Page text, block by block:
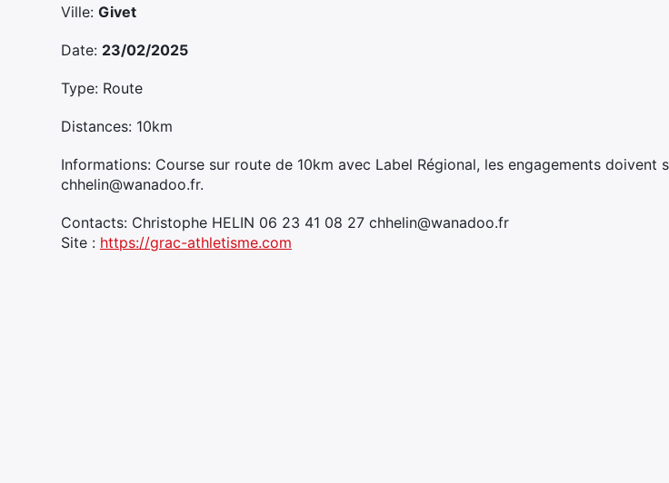
Ville: Givet
Date: 23/02/2025
Type: Route
Distances: 10km
Informations: Course sur route de 10km avec Label Régional, les engagements doivent
chhelin@wanadoo.fr.
Contacts: Christophe HELIN 06 23 41 08 27 chhelin@wanadoo.fr
Site : https://grac-athletisme.com